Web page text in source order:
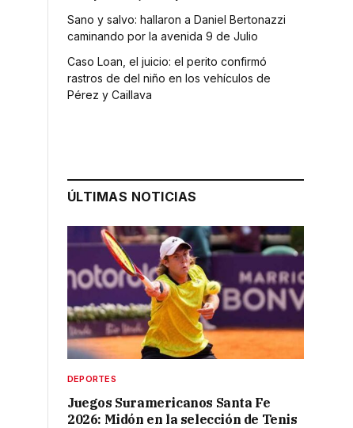
Sano y salvo: hallaron a Daniel Bertonazzi
caminando por la avenida 9 de Julio
Caso Loan, el juicio: el perito confirmó
rastros de del niño en los vehículos de
Pérez y Caillava
ÚLTIMAS NOTICIAS
DEPORTES
Juegos Suramericanos Santa Fe
2026: Midón en la selección de Tenis